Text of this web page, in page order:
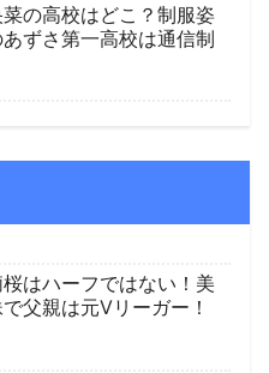
の高校はどこ？制服姿
ずさ第一高校は通信制
はハーフではない！美
父親は元Vリーガー！